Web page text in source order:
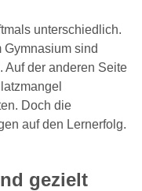
unterschiedlich.
Gymnasium sind
Auf der anderen Seite
Doch die
auf den Lernerfolg.
gezielt